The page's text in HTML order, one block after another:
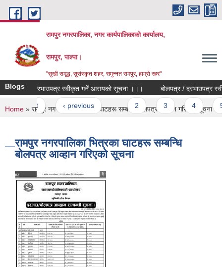
Skip to main content
रामपुर नगरपालिका, नगर कार्यपालिकाको कार्यालय,
रामपुर, पाल्पा।
"सुखी समृद्ध, सुसंस्कृत शहर, समुन्नत रामपुर, हाम्रो रहर"
Blogs/ दरभाउपत्र स्वीकृत गर्ने आसयको सूचना ।।। बोलपत्र / दरभाउपत्र
‹ previous … 2 3 4 5
You are here
Home » रामपुर नगरपालिका भित्रका घाटहरू सम्बन्धि बोलपत्र आव्हान गरिएको सूचना
रामपुर नगरपालिका भित्रका घाटहरू सम्बन्धि
बोलपत्र आव्हान गरिएको सूचना